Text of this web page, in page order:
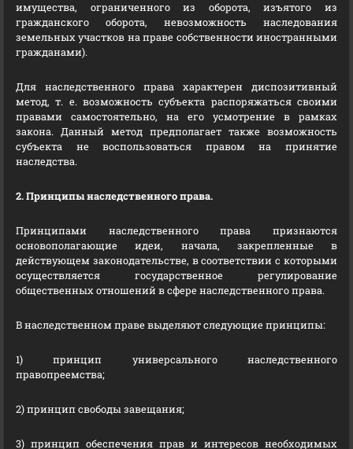
имущества, ограниченного из оборота, изъятого из
гражданского оборота, невозможность наследования
земельных участков на праве собственности иностранными
гражданами).
Для наследственного права характерен диспозитивный
метод, т. е. возможность субъекта распоряжаться своими
правами самостоятельно, на его усмотрение в рамках
закона. Данный метод предполагает также возможность
субъекта не воспользоваться правом на принятие
наследства.
2. Принципы наследственного права.
Принципами наследственного права признаются
основополагающие идеи, начала, закрепленные в
действующем законодательстве, в соответствии с которыми
осуществляется государственное регулирование
общественных отношений в сфере наследственного права.
В наследственном праве выделяют следующие принципы:
1) принцип универсального наследственного
правопреемства;
2) принцип свободы завещания;
3) принцип обеспечения прав и интересов необходимых